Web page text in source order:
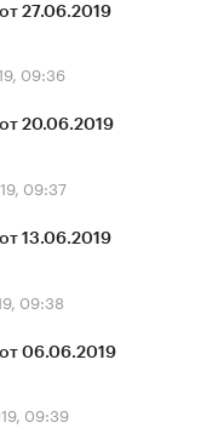
27.06.2019
09:36
20.06.2019
09:37
13.06.2019
09:38
06.06.2019
09:39